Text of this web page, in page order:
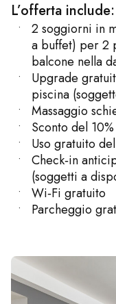
L’offerta include:
2 soggiorni in
a buffet) per 2
balcone nella
Upgrade
piscina
Massaggio
Sconto del
Uso gratuito
Check‑in
(soggetti a
Wi‑Fi gratuito
Parcheggio